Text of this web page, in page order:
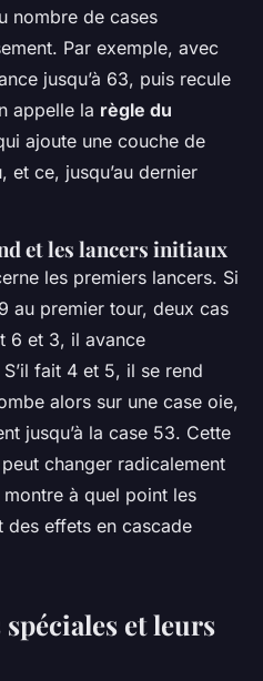
nombre de cases
Par exemple, avec
jusqu’à 63, puis recule
appelle la règle du
ajoute une couche de
et ce, jusqu’au dernier
et les lancers initiaux
les premiers lancers. Si
au premier tour, deux cas
6 et 3, il avance
fait 4 et 5, il se rend
alors sur une case oie,
jusqu’à la case 53. Cette
changer radicalement
montre à quel point les
effets en cascade
spéciales et leurs